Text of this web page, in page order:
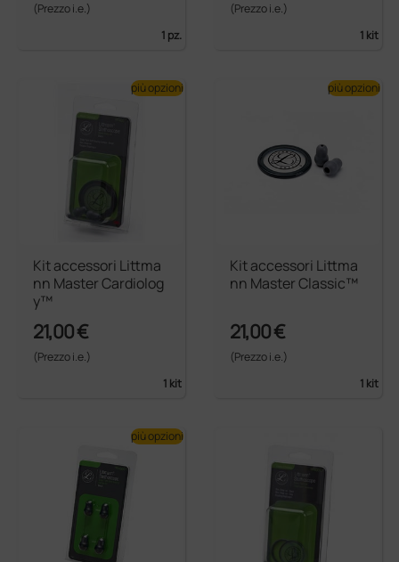
(Prezzo i.e.)
1 pz.
(Prezzo i.e.)
1 kit
Kit accessori Littma
nn Master Cardiolog
y™
21,00 €
(Prezzo i.e.)
1 kit
più opzioni
Kit accessori Littma
nn Master Classic™
21,00 €
(Prezzo i.e.)
1 kit
più opzioni
più opzioni